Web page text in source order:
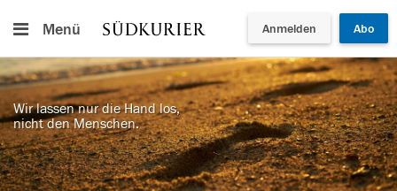
Menü Anmelden Abo
Wir lassen nur die Hand los,
nicht den Menschen.